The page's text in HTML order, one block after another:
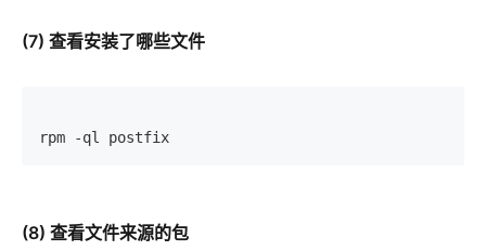
(7) 查看安装了哪些文件
rpm -ql postfix
(8) 查看文件来源的包